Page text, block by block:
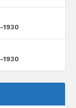
1930
1930